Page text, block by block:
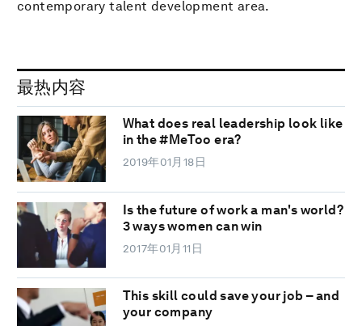
contemporary talent development area.
最热内容
What does real leadership look like
in the #MeToo era?
2019年01月18日
Is the future of work a man's world?
3 ways women can win
2017年01月11日
This skill could save your job – and
your company